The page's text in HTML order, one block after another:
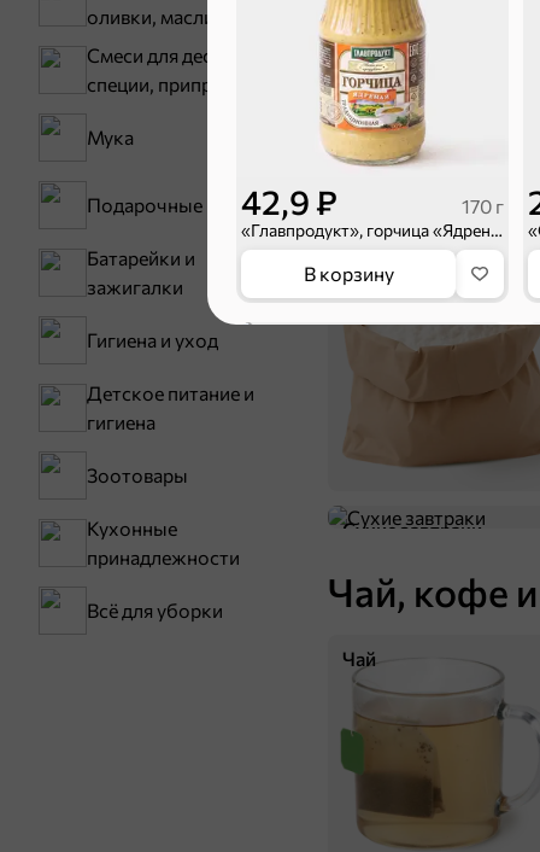
42,9 ₽ 170 г
«Главпродукт», горчица «Ядреная», 170 г
В корзину
В корзину
оливки, маслины
Смеси для десертов,
специи, приправы
Мука
Подарочные пакеты
Батарейки и
зажигалки
Гигиена и уход
Детское питание и
гигиена
Зоотовары
Кухонные
принадлежности
Всё для уборки
Снеки и
Семечки
Бакалея
Мука
Сухие завтраки
Чай, кофе
Чай